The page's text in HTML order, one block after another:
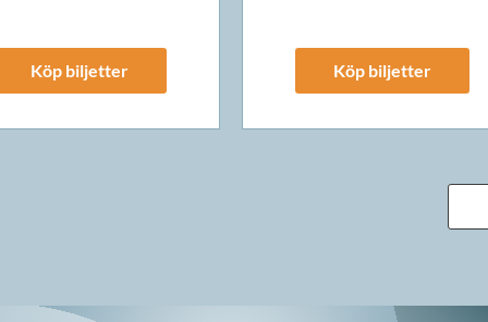
Köp biljetter Köp biljetter